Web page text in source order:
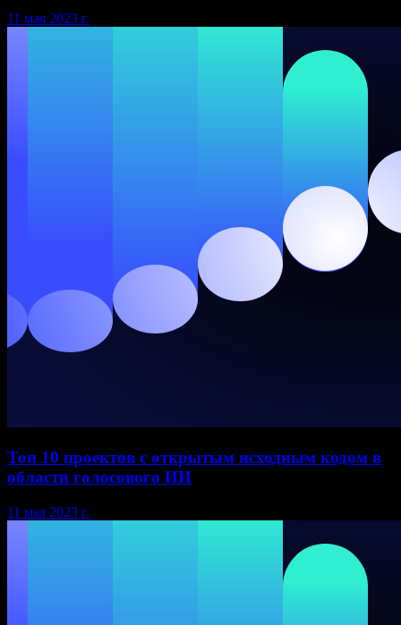
11 мая 2023 г.
Топ 10 проектов с открытым исходным кодом в
области голосового ИИ
11 мая 2023 г.